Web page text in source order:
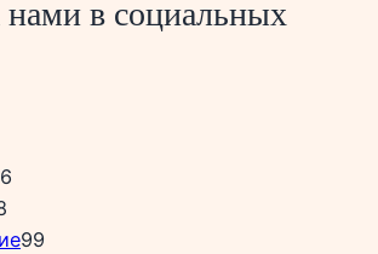
нами в социальных
99